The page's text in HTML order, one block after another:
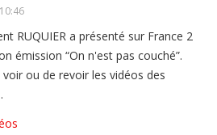
RUQUIER a présenté sur France 2
émission “On n'est pas couché”.
ou de revoir les vidéos des